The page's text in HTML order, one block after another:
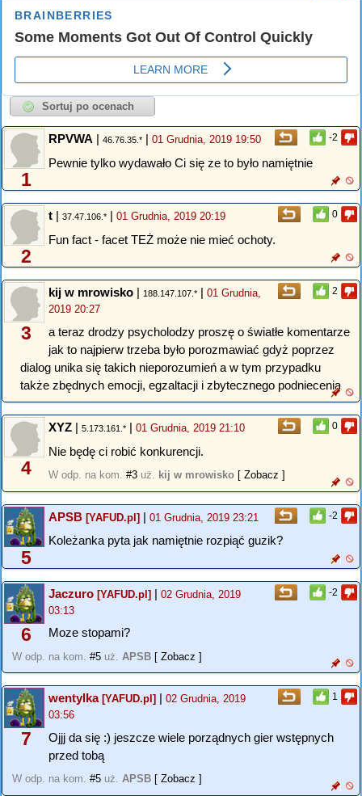
-2
1
RPVWA | 46.76.35.* | 01 Grudnia, 2019 19:50
Pewnie tylko wydawało Ci się ze to było namiętnie
0
2
t | 37.47.106.* | 01 Grudnia, 2019 20:19
Fun fact - facet TEŻ może nie mieć ochoty.
2
3
kij w mrowisko | 188.147.107.* | 01 Grudnia,
2019 20:27
a teraz drodzy psycholodzy proszę o światłe komentarze
jak to najpierw trzeba było porozmawiać gdyż poprzez
dialog unika się takich nieporozumień a w tym przypadku
także zbędnych emocji, egzaltacji i zbytecznego podniecenia
0
4
XYZ | 5.173.161.* | 01 Grudnia, 2019 21:10
Nie będę ci robić konkurencji.
W odp. na kom. #3 uż. kij w mrowisko [ Zobacz ]
-2
5
APSB [YAFUD.pl] | 01 Grudnia, 2019 23:21
Koleżanka pyta jak namiętnie rozpiąć guzik?
-2
6
Jaczuro [YAFUD.pl] | 02 Grudnia, 2019
03:13
Moze stopami?
W odp. na kom. #5 uż. APSB [ Zobacz ]
1
7
wentylka[YAFUD.pl] | 02 Grudnia, 2019
03:56
Ojjj da się :) jeszcze wiele porządnych gier wstępnych
przed tobą
W odp. na kom. #5 uż. APSB [ Zobacz ]